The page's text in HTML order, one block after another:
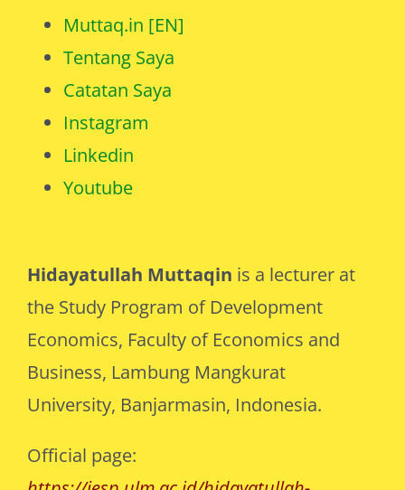
the Study Program of Development
Economics, Faculty of Economics and
Business, Lambung Mangkurat
University, Banjarmasin, Indonesia.
https://iesp.ulm.ac.id/hidayatullah-
Tentang Saya
Catatan Saya
Instagram
Linkedin
Youtube